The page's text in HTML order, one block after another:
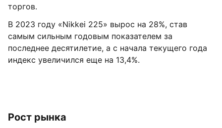
торгов.
В 2023 году «Nikkei 225» вырос на 28%, став
самым сильным годовым показателем за
последнее десятилетие, а с начала текущего года
индекс увеличился еще на 13,4%.
Рост рынка